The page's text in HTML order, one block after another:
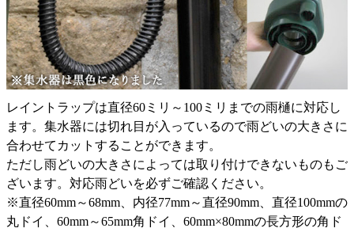
レイントラップは直径60ミリ～100ミリまでの雨樋に対応し
ます。集水器には切れ目が入っているので雨どいの大きさに
合わせてカットすることができます。
ただし雨どいの大きさによっては取り付けできないものもご
ざいます。対応雨どいを必ずご確認ください。
※直径60mm～68mm、内径77mm～直径90mm、直径100mmの
丸ドイ、60mm～65mm角ドイ、60mm×80mmの長方形の角ド